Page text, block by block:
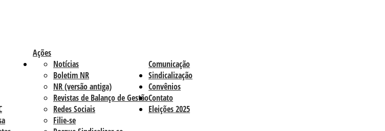
Ações
Comunicação
Notícias
Boletim NR
NR (versão antiga)
Revistas de Balanço de Gestão
Redes Sociais
Sindicalização
Filie-se
Convênios
Contato
Eleições 2025